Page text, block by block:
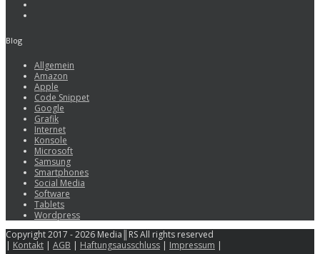
Blog
Allgemein
Amazon
Apple
Code Snippet
Google
Grafik
Internet
Konsole
Microsoft
Samsung
Smartphones
Social Media
Software
Tablets
Wordpress
Copyright 2017 - 2026 Media║RS All rights reserved
| Kontakt | AGB | Haftungsausschluss | Impressum |